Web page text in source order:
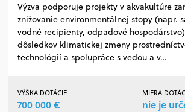
Výzva podporuje projekty v akvakultúre
znižovanie environmentálnej stopy (napr.
vodné recipienty, odpadové
dôsledkov klimatickej zmeny
technológií a spolupráce s vedou a v…
VÝŠKA DOTÁCIE
700 000 €
MIERA
nie je